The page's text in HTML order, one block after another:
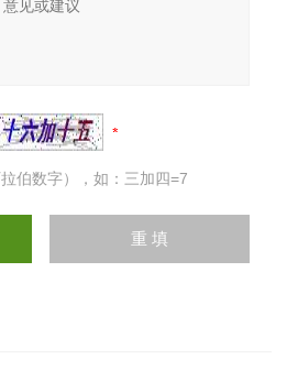
伯数字），如：三加四=7